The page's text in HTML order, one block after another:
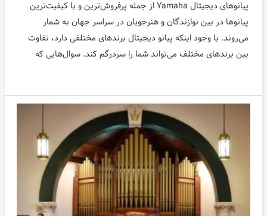
پیانوهای دیجیتال Yamaha از جمله پرفروش‌ترین و با کیفیت‌ترین
پیانوها در بین نوازندگان و هنرجویان در سراسر جهان به شمار
می‌روند. با وجود اینکه پیانو دیجیتال برندهای مختلفی دارد، تفاوت
بین برند‌های مختلف می‌تواند شما را سردرگم کند. سوال‌هایی که